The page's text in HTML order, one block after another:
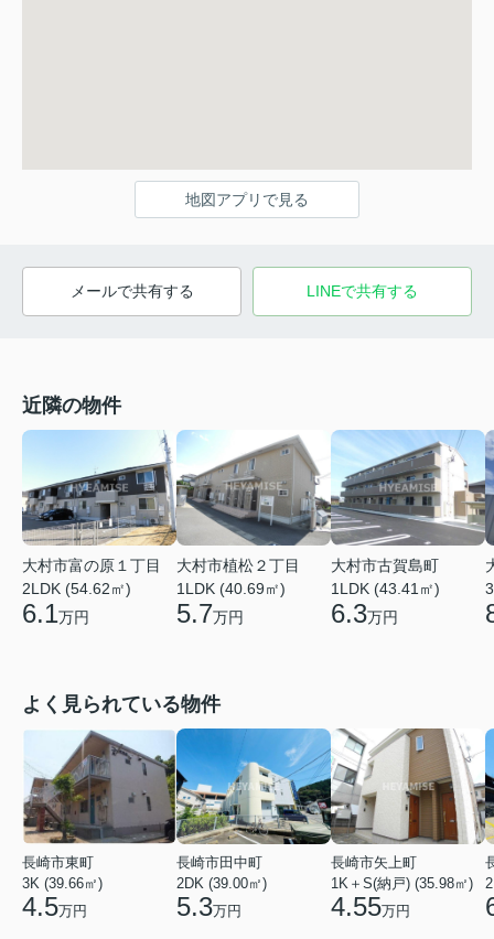
地図アプリで見る
メールで共有する LINEで共有する
近隣の物件
大村市富の原１丁目
2LDK (54.62㎡)
6.1万円
大村市植松２丁目
1LDK (40.69㎡)
5.7万円
大村市古賀島町
1LDK (43.41㎡)
6.3万円
よく見られている物件
長崎市東町
3K (39.66㎡)
4.5万円
長崎市田中町
2DK (39.00㎡)
5.3万円
長崎市矢上町
1K＋S(納戸) (35.98㎡)
4.55万円